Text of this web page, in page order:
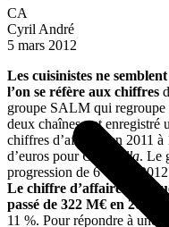
CA
Cyril André
5 mars 2012
Les cuisinistes ne
l’on se réfère aux chiffres
groupe SALM qui regroupe
deux chaînes ont enregistré
chiffres d’affaires en 2011
d’euros pourCuisinella. Le
progression de 6 % sur
Le chiffre d’affaires
passé de 322 M€ en 2010
11 %. Pour répondre à une